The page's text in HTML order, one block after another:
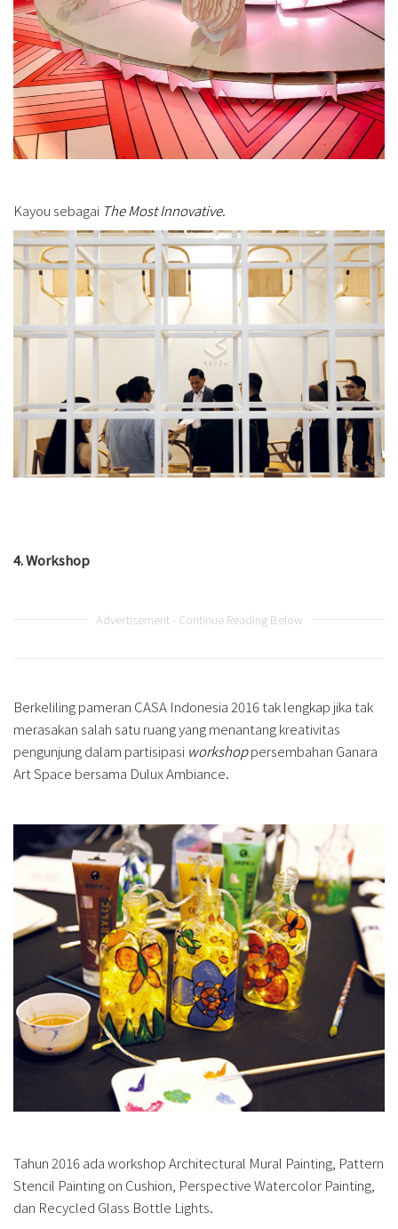
Kayou sebagai The Most Innovative.
4. Workshop
Advertisement - Continue Reading Below
Berkeliling pameran CASA Indonesia 2016 tak lengkap jika tak
merasakan salah satu ruang yang menantang kreativitas
pengunjung dalam partisipasi workshoppersembahan Ganara
Art Space bersama Dulux Ambiance.
Tahun 2016 ada workshop Architectural Mural Painting, Pattern
Stencil Painting on Cushion, Perspective Watercolor Painting,
dan Recycled Glass Bottle Lights.